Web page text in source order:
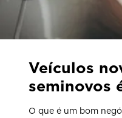
Veículos
seminovos
O que é um bom